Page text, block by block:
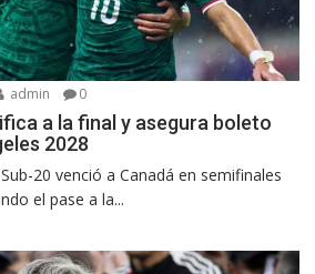
admin 0
a la final y asegura boleto
2028
20 venció a Canadá en semifinales
el pase a la...